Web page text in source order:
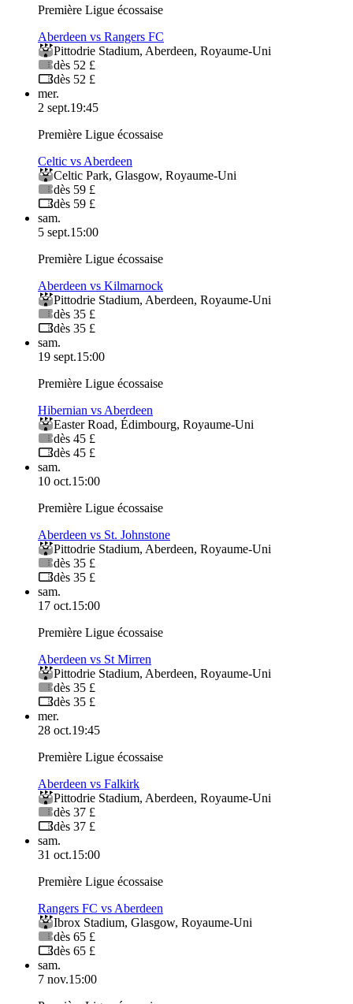
Première Ligue écossaise
Aberdeen vs Rangers FC
Pittodrie Stadium, Aberdeen, Royaume-Uni
dès 52 £
dès 52 £
mer.
2 sept.19:45
Première Ligue écossaise
Celtic vs Aberdeen
Celtic Park, Glasgow, Royaume-Uni
dès 59 £
dès 59 £
sam.
5 sept.15:00
Première Ligue écossaise
Aberdeen vs Kilmarnock
Pittodrie Stadium, Aberdeen, Royaume-Uni
dès 35 £
dès 35 £
sam.
19 sept.15:00
Première Ligue écossaise
Hibernian vs Aberdeen
Easter Road, Édimbourg, Royaume-Uni
dès 45 £
dès 45 £
sam.
10 oct.15:00
Première Ligue écossaise
Aberdeen vs St. Johnstone
Pittodrie Stadium, Aberdeen, Royaume-Uni
dès 35 £
dès 35 £
sam.
17 oct.15:00
Première Ligue écossaise
Aberdeen vs St Mirren
Pittodrie Stadium, Aberdeen, Royaume-Uni
dès 35 £
dès 35 £
mer.
28 oct.19:45
Première Ligue écossaise
Aberdeen vs Falkirk
Pittodrie Stadium, Aberdeen, Royaume-Uni
dès 37 £
dès 37 £
sam.
31 oct.15:00
Première Ligue écossaise
Rangers FC vs Aberdeen
Ibrox Stadium, Glasgow, Royaume-Uni
dès 65 £
dès 65 £
sam.
7 nov.15:00